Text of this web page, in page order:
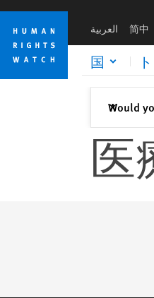
Skip
cookie
privacy
notice
Skip
main
content
العربية 简中
国
Would
✕閉じる
医